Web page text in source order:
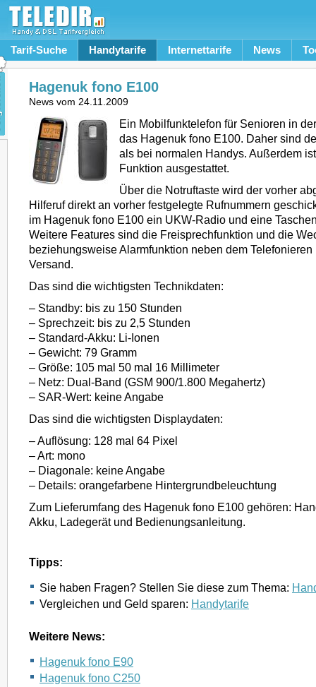
Tarif-Suche Handytarife Internettarife News
Hagenuk fono E100
News vom 24.11.2009
Ein Mobilfunktelefon für Senioren in
das Hagenuk fono E100. Daher sind
als bei normalen Handys. Außerdem
Funktion ausgestattet.
Über die Notruftaste wird der vorher
Hilferuf direkt an vorher festgelegte Rufnummern
im Hagenuk fono E100 ein UKW-Radio und eine
Weitere Features sind die Freisprechfunktion und die
beziehungsweise Alarmfunktion neben dem Telefonieren
Versand.
Das sind die wichtigsten Technikdaten:
– Standby: bis zu 150 Stunden
– Sprechzeit: bis zu 2,5 Stunden
– Standard-Akku: Li-Ionen
– Gewicht: 79 Gramm
– Größe: 105 mal 50 mal 16 Millimeter
– Netz: Dual-Band (GSM 900/1.800 Megahertz)
– SAR-Wert: keine Angabe
Das sind die wichtigsten Displaydaten:
– Auflösung: 128 mal 64 Pixel
– Art: mono
– Diagonale: keine Angabe
– Details: orangefarbene Hintergrundbeleuchtung
Zum Lieferumfang des Hagenuk fono E100 gehören:
Akku, Ladegerät und Bedienungsanleitung.
Tipps:
Sie haben Fragen? Stellen Sie diese zum Thema:
Vergleichen und Geld sparen: Handytarife
Weitere News:
Hagenuk fono E90
Hagenuk fono C250